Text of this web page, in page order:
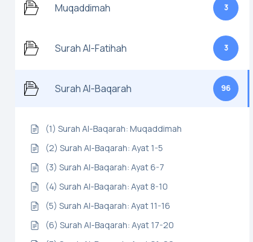
Muqaddimah 3
Surah Al-Fatihah 3
Surah Al-Baqarah 96
(1) Surah Al-Baqarah: Muqaddimah
(2) Surah Al-Baqarah: Ayat 1-5
(3) Surah Al-Baqarah: Ayat 6-7
(4) Surah Al-Baqarah: Ayat 8-10
(5) Surah Al-Baqarah: Ayat 11-16
(6) Surah Al-Baqarah: Ayat 17-20